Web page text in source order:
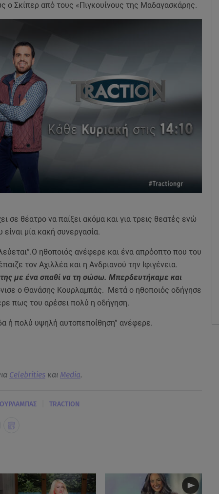
Σκίπερ από τους «Πιγκουίνους της Μαδαγασκάρης.
σε θέατρο να παίξει ακόμα και για τρεις θεατές ενώ
μία κακή συνεργασία.
ηθοποιός ανέφερε και ένα απρόοπτο που του
τον Αχιλλέα και η Ανδριανού την Ιφιγένεια.
με ένα σπαθί να τη σώσω. Μπερδευτήκαμε και
ο Θανάσης Κουρλαμπάς. Μετά ο ηθοποιός οδήγησε
πως του αρέσει πολύ η οδήγηση.
ή πολύ υψηλή αυτοπεποίθηση” ανέφερε.
Celebritiesκαι Media.
TRACTIOΝ